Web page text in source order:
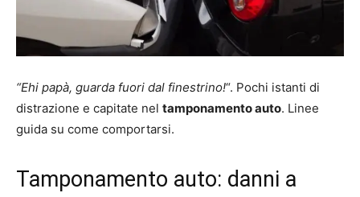
“Ehi papà, guarda fuori dal finestrino!“. Pochi istanti di
distrazione e capitate nel tamponamento auto. Linee
guida su come comportarsi.
Tamponamento auto: danni a